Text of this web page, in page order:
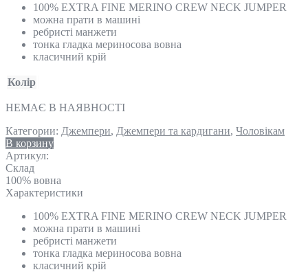
100% EXTRA FINE MERINO CREW NECK JUMPER
можна прати в машині
ребристі манжети
тонка гладка мериносова вовна
класичний крій
Колір
НЕМАЄ В НАЯВНОСТІ
Категории: Джемпери, Джемпери та кардигани, Чоловікам
В корзину
Артикул:
Склад
100% вовна
Характеристики
100% EXTRA FINE MERINO CREW NECK JUMPER
можна прати в машині
ребристі манжети
тонка гладка мериносова вовна
класичний крій